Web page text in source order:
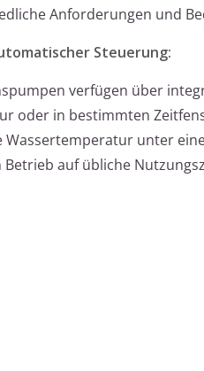
Anforderungen und
Steuerung:
verfügen über
oder in bestimmten
Wassertemperatur unter
Betrieb auf übliche